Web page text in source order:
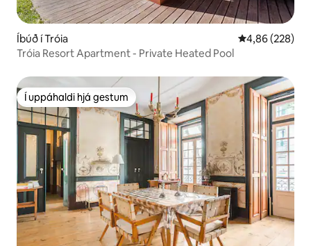
Íbúð í Tróia 4,86 af 5 í
4,86 (228)
Tróia Resort Apartment - Private Heated Pool
Í uppáhaldi hjá gestum
Í uppáhaldi hjá gestum